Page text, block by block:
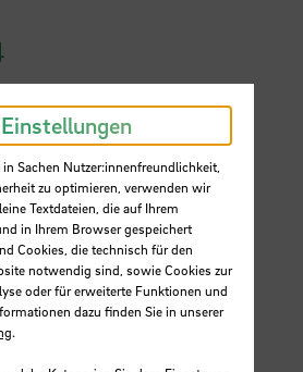
der HSB
Sachen Nutzer:innenfreundlichkeit,
zu optimieren, verwenden wir
Textdateien, die auf Ihrem
in Ihrem Browser gespeichert
Cookies, die technisch für den
notwendig sind, sowie Cookies zur
oder für erweiterte Funktionen und
dazu finden Sie in unserer
.